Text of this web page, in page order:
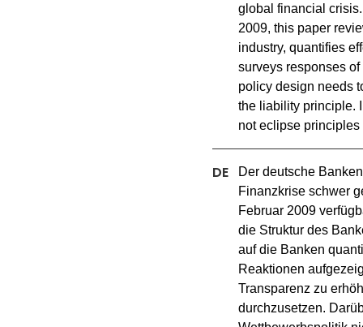
global financial
2009, this paper
industry, quantifies
surveys responses
policy design needs
the liability principle.
not eclipse
Der deutsche
Finanzkrise schwer
Februar 2009
die Struktur des
auf die Banken
Reaktionen
Transparenz zu
durchzusetzen.